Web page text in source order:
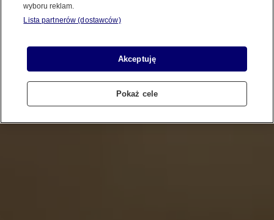
wyboru reklam.
Lista partnerów (dostawców)
Akceptuję
Pokaż cele